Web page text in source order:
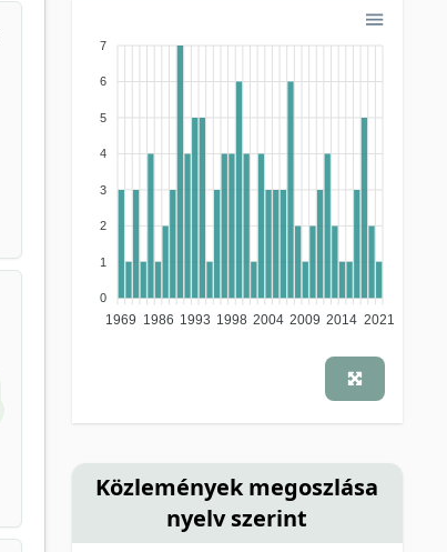
7
6
5
4
3
2
1
0
1969 1986 1993 1998 2004 2009 2014 2021
Közlemények megoszlása
nyelv szerint